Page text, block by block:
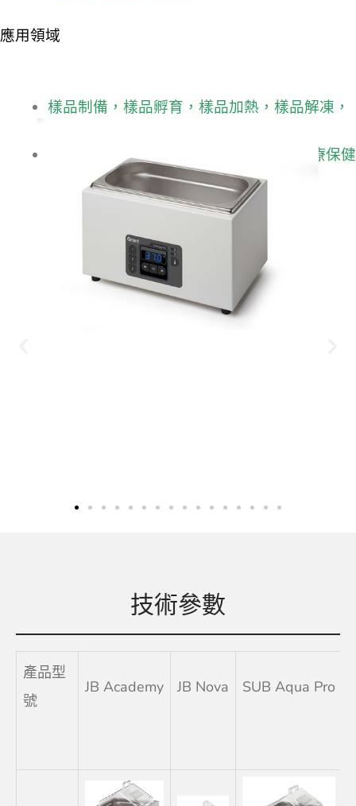
應用領域
樣品制備，樣品孵育，樣品加熱，樣品解凍，
市場：制藥/生物技術，教育，工業，醫療保健
聯絡我們
技術參數
產品型
號
JB Academy JB Nova SUB Aqua Pro